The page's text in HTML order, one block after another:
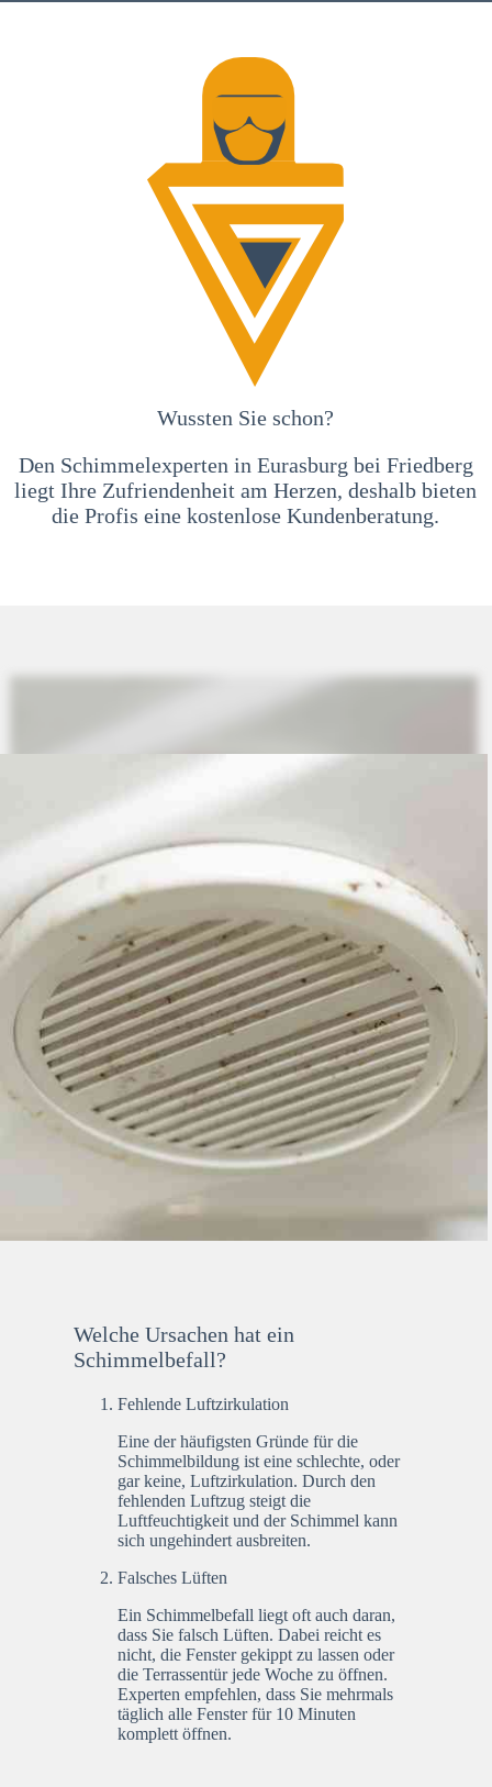
Wussten Sie schon?
Den Schimmelexperten in Eurasburg bei Friedberg
liegt Ihre Zufriendenheit am Herzen, deshalb bieten
die Profis eine kostenlose Kundenberatung.
Welche Ursachen hat ein
Schimmelbefall?
Fehlende Luftzirkulation
Eine der häufigsten Gründe für die
Schimmelbildung ist eine schlechte, oder
gar keine, Luftzirkulation. Durch den
fehlenden Luftzug steigt die
Luftfeuchtigkeit und der Schimmel kann
sich ungehindert ausbreiten.
Falsches Lüften
Ein Schimmelbefall liegt oft auch daran,
dass Sie falsch Lüften. Dabei reicht es
nicht, die Fenster gekippt zu lassen oder
die Terrassentür jede Woche zu öffnen.
Experten empfehlen, dass Sie mehrmals
täglich alle Fenster für 10 Minuten
komplett öffnen.